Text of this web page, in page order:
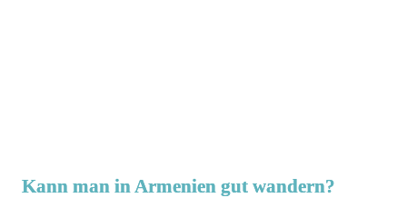
Kann man in Armenien gut wandern?